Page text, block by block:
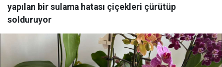
yapılan bir sulama hatası çiçekleri çürütüp
solduruyor